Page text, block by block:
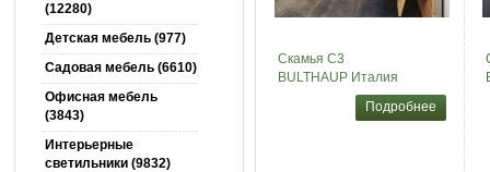
(12280)
Детская мебель (977)
Садовая мебель (6610)
Офисная мебель
(3843)
Интерьерные
светильники (9832)
Скамья C3
BULTHAUP Италия
Подробнее